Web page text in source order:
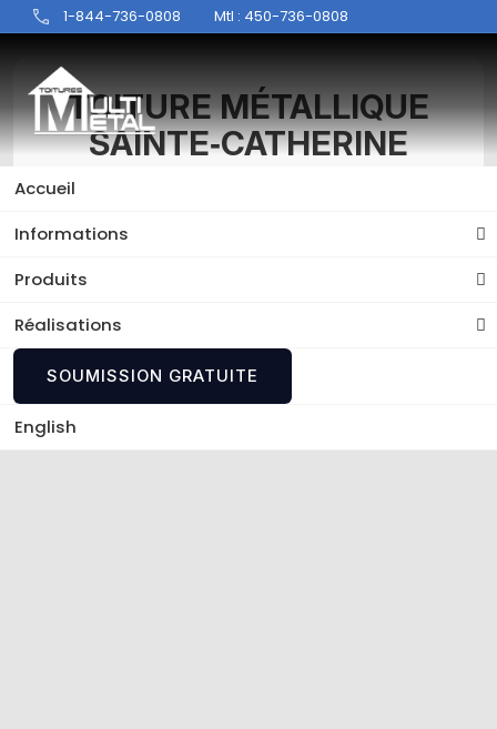
1-844-736-0808 Mtl : 450-736-0808
Accueil
Informations
Produits
Réalisations
SOUMISSION GRATUITE
English
TOITURE MÉTALLIQUE
SAINTE‑CATHERINE
Découvrez les services d'experts de Toitures
Toiture métallique Sainte‑Catherine.